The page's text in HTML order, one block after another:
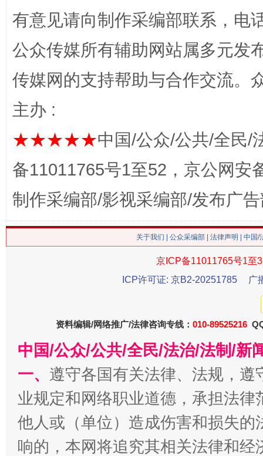
这是一记警钟！ 谢
在谋一域中谋全局
今
有意见请向制作采编部联系，电
公众传媒所有辅助网站属多元发
传媒网的支持帮助与合作交流。
主办 :
★★★★★中国/公众/公共/全民/
备11011765号1至52，京公网安
制作采编部/影视采编部/发布广
关于我们 公众采编部 法律声明 | 中国
京ICP备11011765号1至
ICP许可证: 京B2-20251785
广
资料编辑/网络推广/法律咨询专线： 010-89525216
中国/公众/公共/全民/法治/法制/新
一、 遵守各国有关法律、法规，
业规定和网络职业道德，承担法
他人或（单位）造成伤害和损失
响的，本网将追究其相关法律和